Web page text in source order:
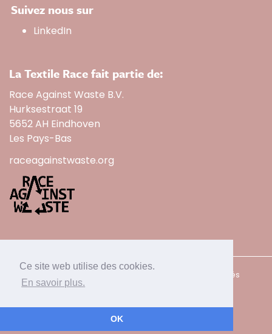
Ce site web utilise des cookies.
En savoir plus.
OK
Suivez nous sur
LinkedIn
La Textile Race fait partie de:
Race Against Waste B.V.
Hurksestraat 19
5652 AH Eindhoven
Les Pays-Bas
raceagainstwaste.org
2026 - Race Against Waste BV - Tous droits réservés
Web development by